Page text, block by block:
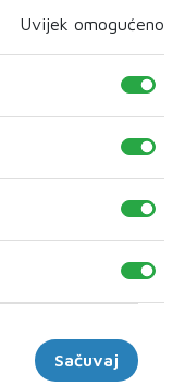
za
oko 42.000
Uvijek omogućeno
Sačuvaj